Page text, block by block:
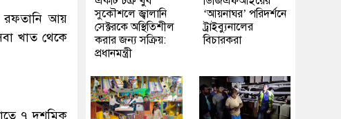
রফতানি আয়
খাত থেকে
৭ দশমিক
সুকৌশলে জ্বালানি
সেক্টরকে অস্থিতিশীল
করার জন্য সক্রিয়:
প্রধানমন্ত্রী
‘আয়নাঘর’ পরিদর্শনে
ট্রাইব্যুনালের
বিচারকরা